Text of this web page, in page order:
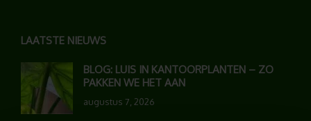
LAATSTE NIEUWS
BLOG: LUIS IN KANTOORPLANTEN – ZO
PAKKEN WE HET AAN
augustus 7, 2026